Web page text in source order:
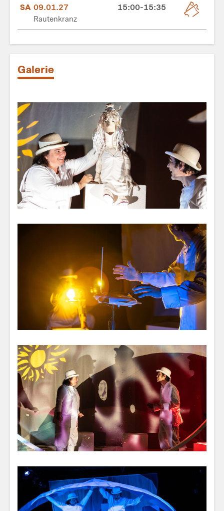
SA 09.01.27
15:00-15:35
Rautenkranz
Galerie